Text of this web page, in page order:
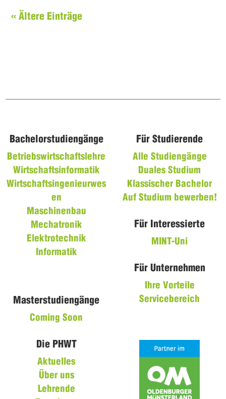
« Ältere Einträge
Bachelorstudiengänge
Betriebswirtschaftslehre
Wirtschaftsinformatik
Wirtschaftsingenieurwes
en
Maschinenbau
Mechatronik
Elektrotechnik
Informatik
Masterstudiengänge
Coming Soon
Für Studierende
Alle Studiengänge
Duales Studium
Klassischer Bachelor
Auf Studium bewerben!
Für Interessierte
MINT-Uni
Für Unternehmen
Ihre Vorteile
Servicebereich
Die PHWT
Aktuelles
Über uns
Lehrende